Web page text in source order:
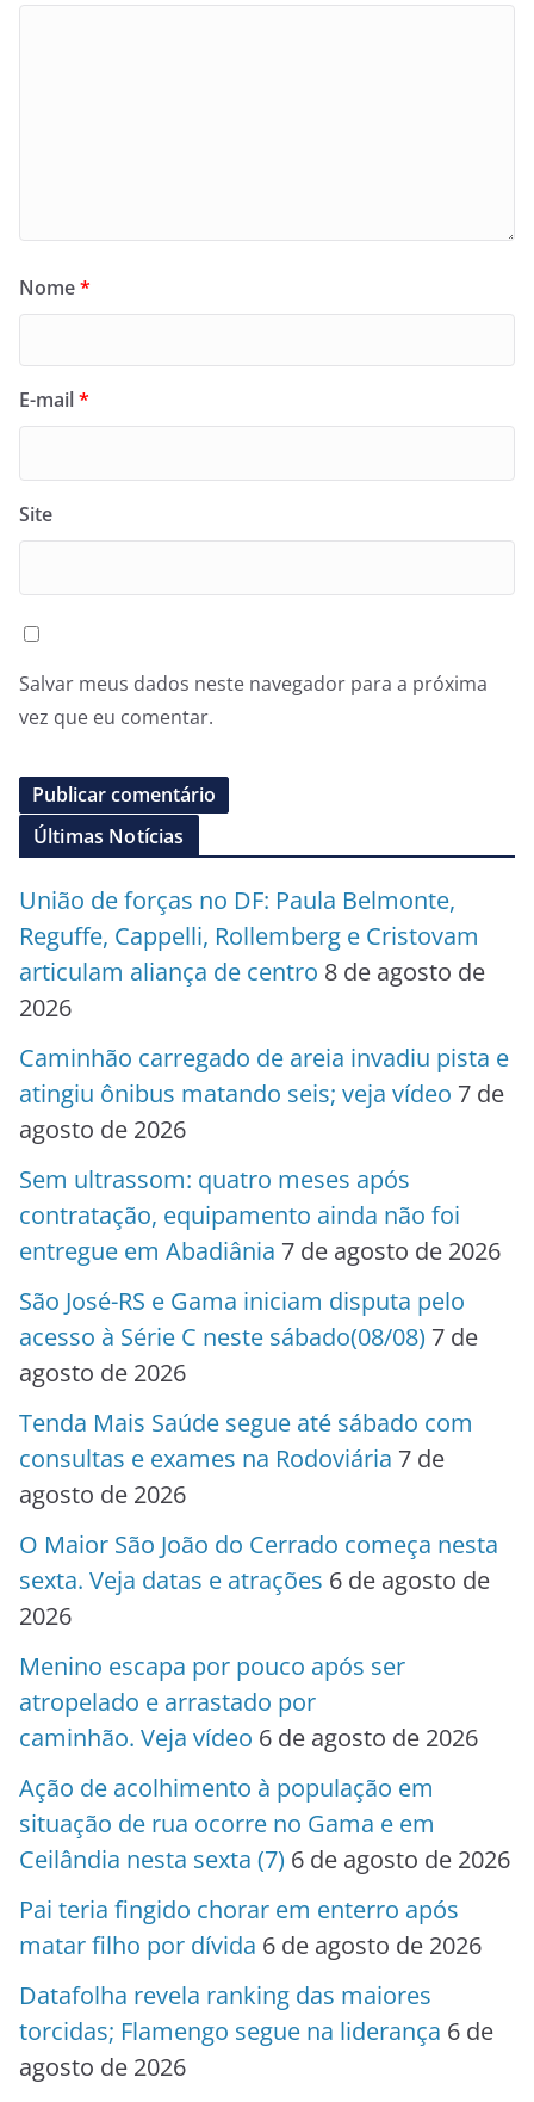
Nome*
E-mail*
Site
Salvar meus dados neste navegador para a próxima
vez que eu comentar.
Últimas Notícias
União de forças no DF: Paula Belmonte,
Reguffe, Cappelli, Rollemberg e Cristovam
articulam aliança de centro 8 de agosto de
2026
Caminhão carregado de areia invadiu pista e
atingiu ônibus matando seis; veja vídeo 7 de
agosto de 2026
Sem ultrassom: quatro meses após
contratação, equipamento ainda não foi
entregue em Abadiânia 7 de agosto de 2026
São José-RS e Gama iniciam disputa pelo
acesso à Série C neste sábado(08/08) 7 de
agosto de 2026
Tenda Mais Saúde segue até sábado com
consultas e exames na Rodoviária 7 de
agosto de 2026
O Maior São João do Cerrado começa nesta
sexta. Veja datas e atrações 6 de agosto de
2026
Menino escapa por pouco após ser
atropelado e arrastado por
caminhão. Veja vídeo 6 de agosto de 2026
Ação de acolhimento à população em
situação de rua ocorre no Gama e em
Ceilândia nesta sexta (7) 6 de agosto de 2026
Pai teria fingido chorar em enterro após
matar filho por dívida 6 de agosto de 2026
Datafolha revela ranking das maiores
torcidas; Flamengo segue na liderança 6 de
agosto de 2026